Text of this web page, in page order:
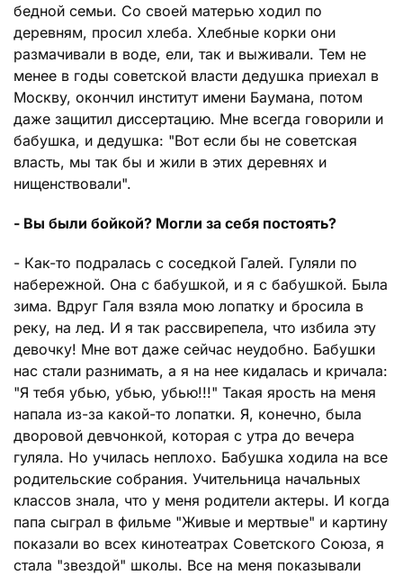
бедной семьи. Со своей матерью ходил по
деревням, просил хлеба. Хлебные корки они
размачивали в воде, ели, так и выживали. Тем не
менее в годы советской власти дедушка приехал в
Москву, окончил институт имени Баумана, потом
даже защитил диссертацию. Мне всегда говорили и
бабушка, и дедушка: "Вот если бы не советская
власть, мы так бы и жили в этих деревнях и
нищенствовали".
- Вы были бойкой? Могли за себя постоять?
- Как-то подралась с соседкой Галей. Гуляли по
набережной. Она с бабушкой, и я с бабушкой. Была
зима. Вдруг Галя взяла мою лопатку и бросила в
реку, на лед. И я так рассвирепела, что избила эту
девочку! Мне вот даже сейчас неудобно. Бабушки
нас стали разнимать, а я на нее кидалась и кричала:
"Я тебя убью, убью, убью!!!" Такая ярость на меня
напала из-за какой-то лопатки. Я, конечно, была
дворовой девчонкой, которая с утра до вечера
гуляла. Но училась неплохо. Бабушка ходила на все
родительские собрания. Учительница начальных
классов знала, что у меня родители актеры. И когда
папа сыграл в фильме "Живые и мертвые" и картину
показали во всех кинотеатрах Советского Союза, я
стала "звездой" школы. Все на меня показывали